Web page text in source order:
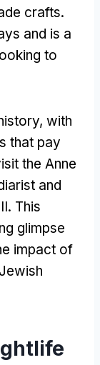
crafts.
and is a
to
, with
that pay
the Anne
and
. This
glimpse
impact of